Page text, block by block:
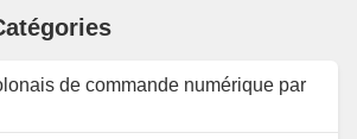
de commande numérique par